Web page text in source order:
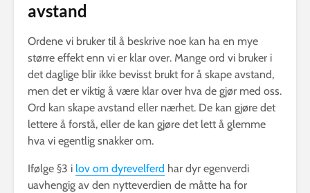
avstand
Ordene vi bruker til å beskrive noe kan ha en mye
større effekt enn vi er klar over. Mange ord vi bruker i
det daglige blir ikke bevisst brukt for å skape avstand,
men det er viktig å være klar over hva de gjør med oss.
Ord kan skape avstand eller nærhet. De kan gjøre det
lettere å forstå, eller de kan gjøre det lett å glemme
hva vi egentlig snakker om.
Ifølge §3 i lov om dyrevelferd har dyr egenverdi
uavhengig av den nytteverdien de måtte ha for